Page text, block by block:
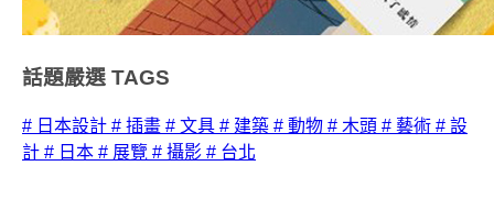
話題嚴選 TAGS
# 日本設計 # 插畫 # 文具 # 建築 # 動物 # 木頭 # 藝術 # 設
計 # 日本 # 展覽 # 攝影 # 台北